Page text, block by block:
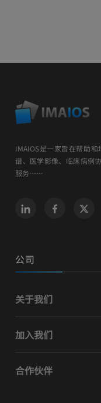
IMAIOS是一家旨在帮助
谱、医学影像、临床病例
服务……
公司
关于我们
加入我们
合作伙伴